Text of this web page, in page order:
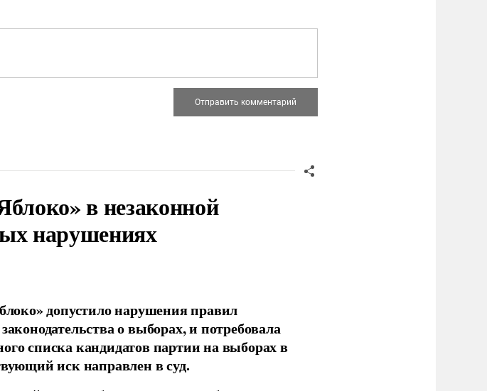
в незаконной
нарушениях
допустило нарушения правил
о выборах, и потребовала
списка кандидатов партии на выборах в
иск направлен в суд.